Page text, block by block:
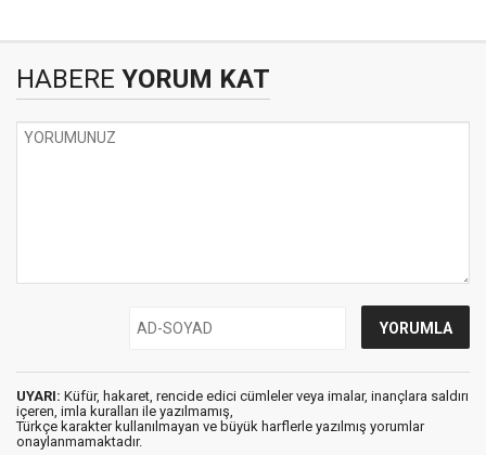
HABERE YORUM KAT
UYARI: Küfür, hakaret, rencide edici cümleler veya imalar, inançlara saldırı
içeren, imla kuralları ile yazılmamış,
Türkçe karakter kullanılmayan ve büyük harflerle yazılmış yorumlar
onaylanmamaktadır.